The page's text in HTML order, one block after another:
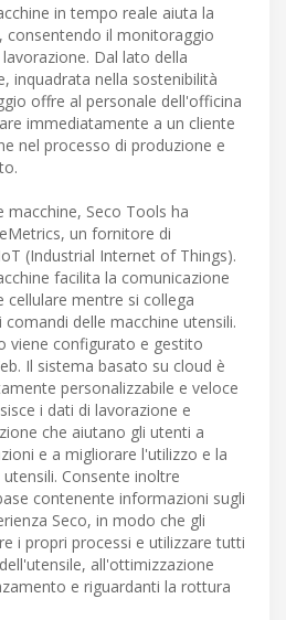
in tempo reale aiuta la
consentendo il monitoraggio
Dal lato della
inquadrata nella sostenibilità
offre al personale dell'officina
immediatamente a un cliente
nel processo di produzione e
macchine, Seco Tools ha
un fornitore di
(Industrial Internet of Things).
facilita la comunicazione
cellulare mentre si collega
delle macchine utensili.
viene configurato e gestito
Il sistema basato su cloud è
personalizzabile e veloce
i dati di lavorazione e
che aiutano gli utenti a
e a migliorare l'utilizzo e la
Consente inoltre
contenente informazioni sugli
Seco, in modo che gli
i propri processi e utilizzare tutti
all'ottimizzazione
e riguardanti la rottura